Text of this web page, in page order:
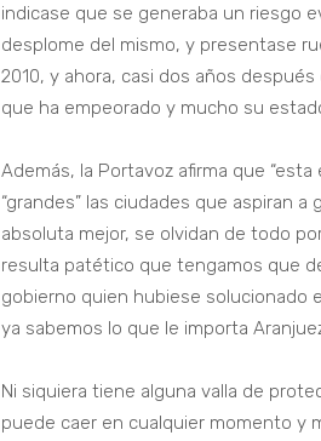
indicase que se generaba un riesgo
desplome del mismo, y presentase
2010, y ahora, casi dos años
que ha empeorado y mucho su
Además, la Portavoz afirma que
“grandes” las ciudades que aspiran
absoluta mejor, se olvidan de todo
resulta patético que tengamos que
gobierno quien hubiese solucionado
ya sabemos lo que le importa
Ni siquiera tiene alguna valla de
puede caer en cualquier momento y